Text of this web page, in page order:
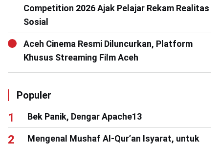
Competition 2026 Ajak Pelajar Rekam Realitas
Sosial
Aceh Cinema Resmi Diluncurkan, Platform
Khusus Streaming Film Aceh
Populer
Bek Panik, Dengar Apache13
Mengenal Mushaf Al-Qur’an Isyarat, untuk